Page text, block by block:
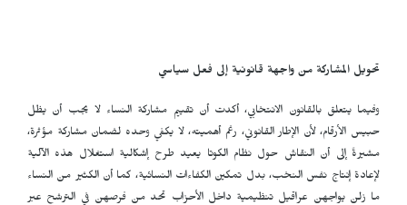
تحويل المشاركة من واجهة قانونية إلى فعل سياسي
وفيما يتعلق بالقانون الانتخابي، أكدت أن تقييم مشاركة النساء لا يجب أن يظل
حبيس الأرقام، لأن الإطار القانوني، رغم أهميته، لا يكفي وحده لضمان مشاركة مؤثرة،
مشيرةً إلى أن النقاش حول نظام الكوتا يعيد طرح إشكالية استغلال هذه الآلية
لإعادة إنتاج نفس النخب، بدل تمكين الكفاءات النسائية، كما أن الكثير من النساء
ما زلن يواجهن عراقيل تنظيمية داخل الأحزاب تحد من فرصهن في الترشح عبر